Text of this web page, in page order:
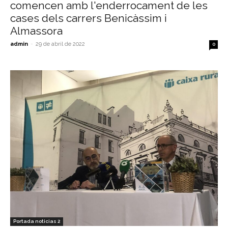
comencen amb l'enderrocament de les
cases dels carrers Benicàssim i
Almassora
admin - 29 de abril de 2022 0
Portada noticias 2